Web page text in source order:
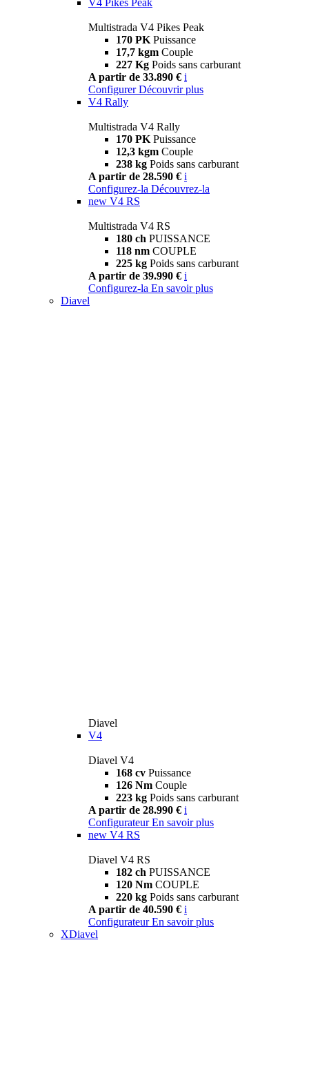
Multistrada V4 Pikes Peak
170 PK Puissance
17,7 kgm Couple
227 Kg Poids sans carburant
A partir de 33.890 € i
Configurer Découvrir plus
V4 Rally
Multistrada V4 Rally
170 PK Puissance
12,3 kgm Couple
238 kg Poids sans carburant
A partir de 28.590 € i
Configurez-la Découvrez-la
new V4 RS
Multistrada V4 RS
180 ch PUISSANCE
118 nm COUPLE
225 kg Poids sans carburant
A partir de 39.990 € i
Configurez-la En savoir plus
Diavel
Diavel
V4
Diavel V4
168 cv Puissance
126 Nm Couple
223 kg Poids sans carburant
A partir de 28.990 € i
Configurateur En savoir plus
new V4 RS
Diavel V4 RS
182 ch PUISSANCE
120 Nm COUPLE
220 kg Poids sans carburant
A partir de 40.590 € i
Configurateur En savoir plus
XDiavel